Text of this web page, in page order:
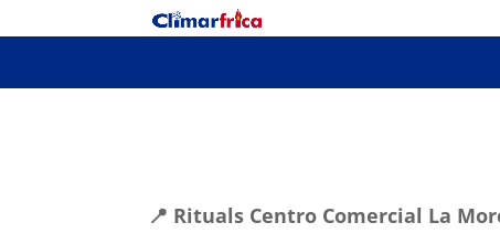
📍 Rituals Centro Comercial La